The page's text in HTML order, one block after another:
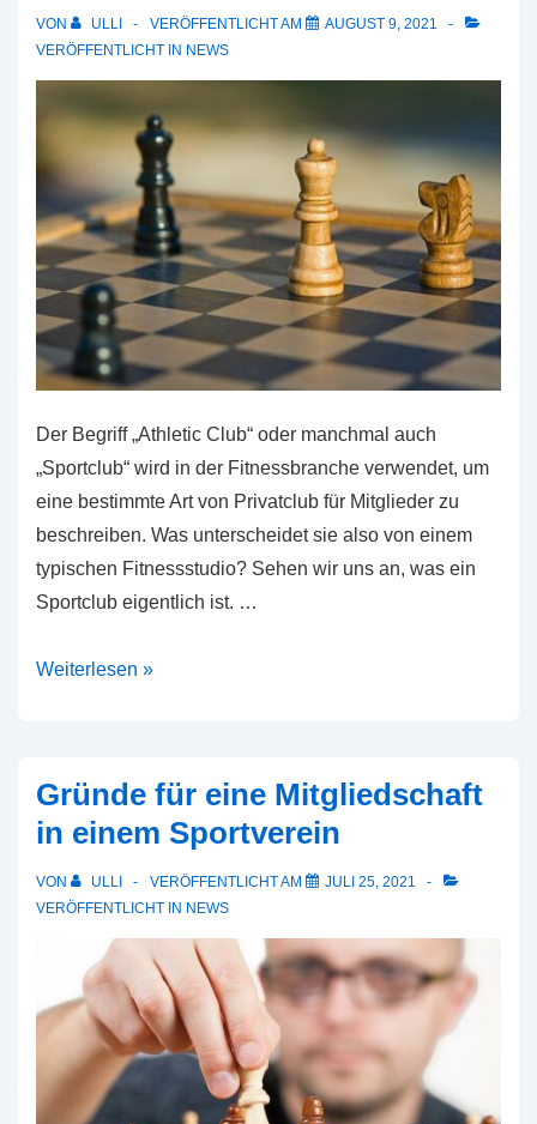
VON ULLI VERÖFFENTLICHT AM
AUGUST 9, 2021
VERÖFFENTLICHT IN NEWS
Der Begriff „Athletic Club“ oder manchmal auch
„Sportclub“ wird in der Fitnessbranche verwendet, um
eine bestimmte Art von Privatclub für Mitglieder zu
beschreiben. Was unterscheidet sie also von einem
typischen Fitnessstudio? Sehen wir uns an, was ein
Sportclub eigentlich ist. …
Was
Weiterlesen »
Gründe für eine Mitgliedschaft
in einem Sportverein
VON ULLI VERÖFFENTLICHT AM
JULI 25, 2021
VERÖFFENTLICHT IN NEWS